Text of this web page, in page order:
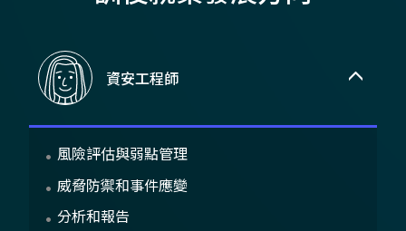
資安工程師
風險評估與弱點管理
威脅防禦和事件應變
分析和報告